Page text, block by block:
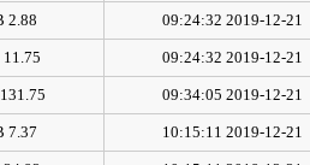
2019-12-21 09:24:32
2.88 MB
2019-12-21 09:24:32
11.75 MB
2019-12-21 09:34:05
131.75 MB
2019-12-21 10:15:11
7.37 MB